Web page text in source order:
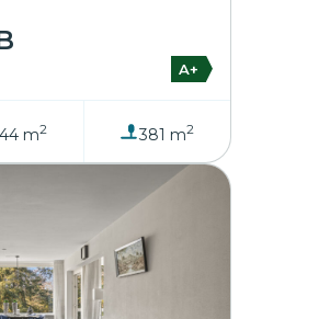
A+
m2 381 m2